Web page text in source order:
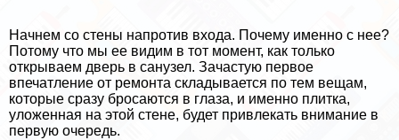
Начнем со стены напротив входа. Почему именно с нее?
Потому что мы ее видим в тот момент, как только
открываем дверь в санузел. Зачастую первое
впечатление от ремонта складывается по тем вещам,
которые сразу бросаются в глаза, и именно плитка,
уложенная на этой стене, будет привлекать внимание в
первую очередь.